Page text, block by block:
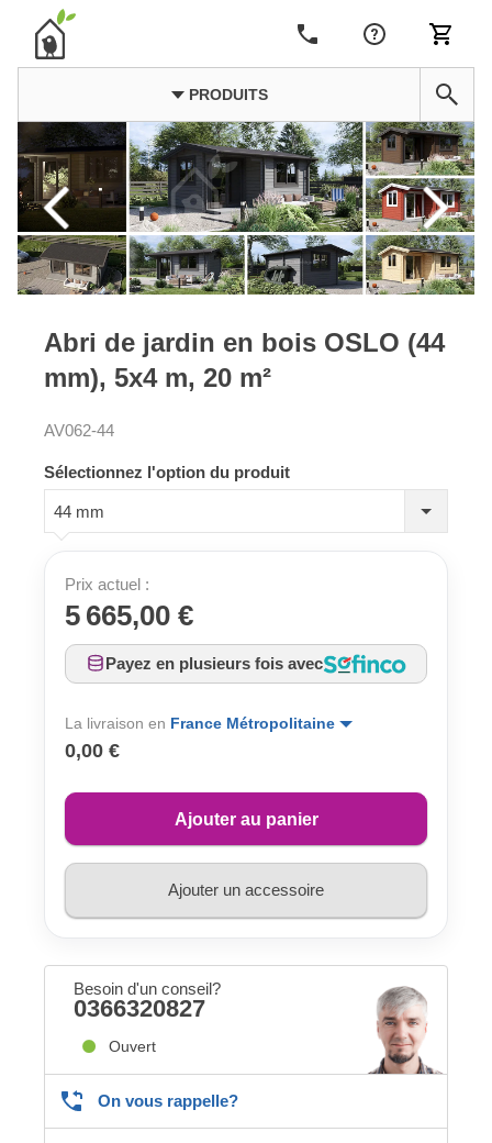
PRODUITS
Abri de jardin en bois OSLO (44
mm), 5x4 m, 20 m²
AV062-44
Sélectionnez l'option du produit
44 mm
Prix actuel :
5 665,00 €
Payez en plusieurs fois avec
La livraison en France Métropolitaine
0,00 €
Ajouter au panier
Ajouter un accessoire
Besoin d'un conseil?
0366320827
Ouvert
On vous rappelle?